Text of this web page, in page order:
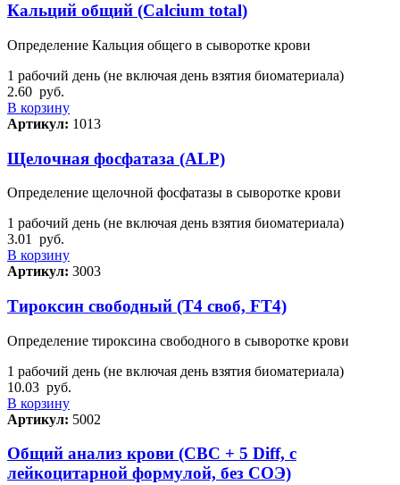
Кальций общий (Calcium total)
Определение Кальция общего в сыворотке крови
1 рабочий день (не включая день взятия биоматериала)
2.60 руб.
В корзину
Артикул: 1013
Щелочная фосфатаза (ALP)
Определение щелочной фосфатазы в сыворотке крови
1 рабочий день (не включая день взятия биоматериала)
3.01
руб.
В корзину
Артикул: 3003
Тироксин свободный (Т4 своб, FT4)
Определение тироксина свободного в сыворотке крови
1 рабочий день (не включая день взятия биоматериала)
10.03 руб.
В корзину
Артикул: 5002
Общий анализ крови (CBC + 5 Diff, с
лейкоцитарной формулой, без СОЭ)